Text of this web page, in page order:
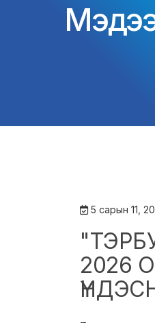
5 сарын 11,
2026